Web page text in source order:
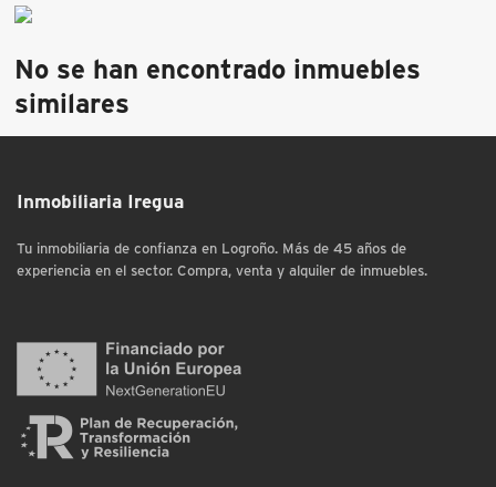
No se han encontrado inmuebles
similares
Inmobiliaria Iregua
Tu inmobiliaria de confianza en Logroño. Más de 45 años de
experiencia en el sector. Compra, venta y alquiler de inmuebles.